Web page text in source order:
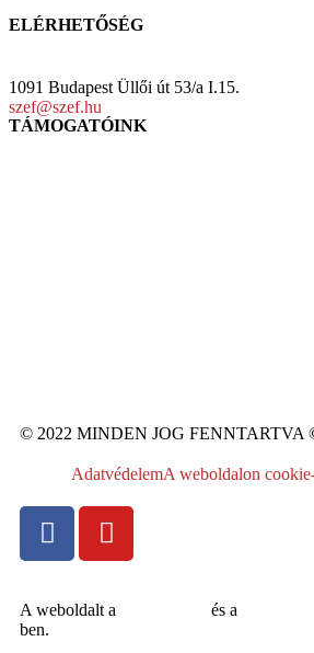
ELÉRHETŐSÉG
1091 Budapest Üllői út 53/a I.15.
szef@szef.hu
TÁMOGATÓINK
© 2022 MINDEN JOG FENNTARTVA
AdatvédelemA weboldalon
A weboldalt a és a
ben.